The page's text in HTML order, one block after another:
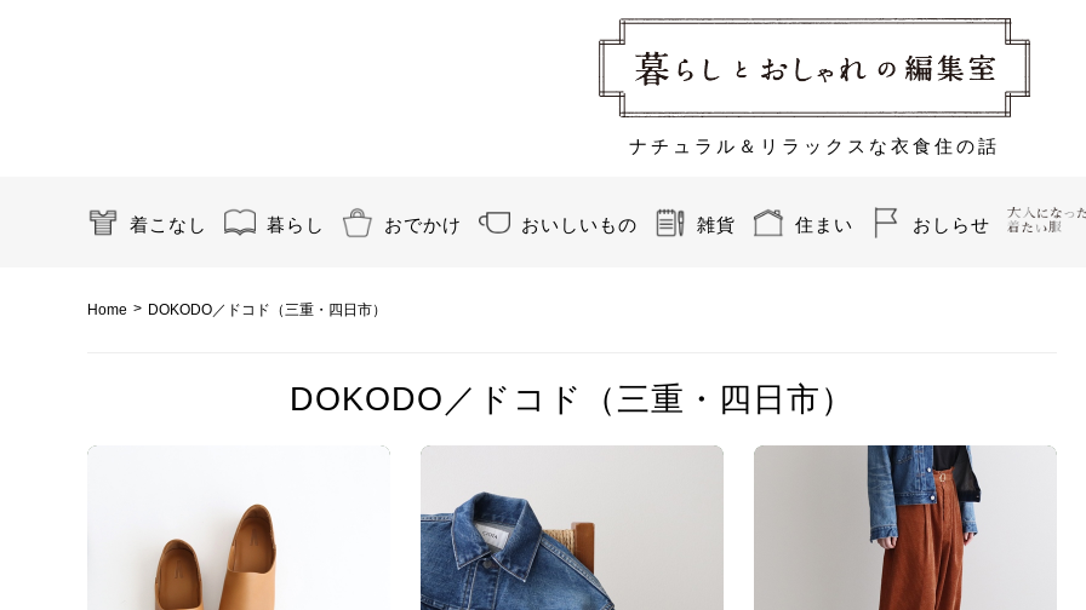
ナチュラル＆リラックスな衣食住の話
着こなし 暮らし おでかけ おいしいもの 雑貨 住まい おしらせ
Home > DOKODO／ドコド（三重・四日市）
DOKODO／ドコド（三重・四日市）